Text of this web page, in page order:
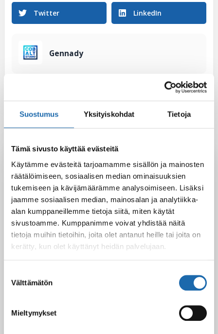
Suostumus Yksityiskohdat Tietoja
Tämä sivusto käyttää evästeitä
Käytämme evästeitä tarjoamamme sisällön ja mainosten
räätälöimiseen, sosiaalisen median ominaisuuksien
tukemiseen ja kävijämäärämme analysoimiseen. Lisäksi
jaamme sosiaalisen median, mainosalan ja analytiikka-
alan kumppaneillemme tietoja siitä, miten käytät
sivustoamme. Kumppanimme voivat yhdistää näitä
tietoja muihin tietoihin, joita olet antanut heille tai joita on
kerätty, kun olet käyttänyt heidän palvelujaan.
valinta
Välttämätön
Mieltymykset
Twitter LinkedIn
Gennady
Latest Post
Black Friday & cyber Monday 2025!
28.11.2025
Kevään uutuus tuotteet ovat nyt
verkkokaupassa!
10.03.2025